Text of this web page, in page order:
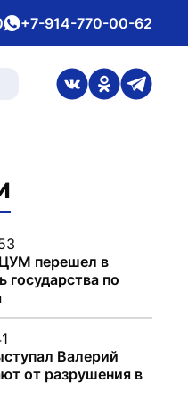
whatsApp
+7-914-770-00-62
ссылка на
ссылка на
перешел в
государства по
Валерий
от разрушения в